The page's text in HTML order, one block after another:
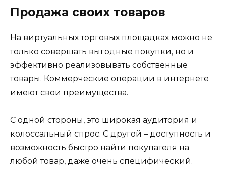
Продажа своих товаров
На виртуальных торговых площадках можно не
только совершать выгодные покупки, но и
эффективно реализовывать собственные
товары. Коммерческие операции в интернете
имеют свои преимущества.
С одной стороны, это широкая аудитория и
колоссальный спрос. С другой – доступность и
возможность быстро найти покупателя на
любой товар, даже очень специфический.